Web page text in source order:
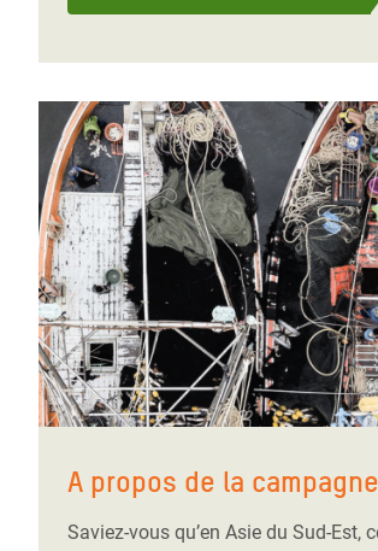
A propos de la campagne
Saviez-vous qu’en Asie du Sud-Est,